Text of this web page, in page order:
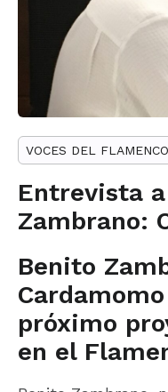
VOCES DEL FLAMENCO
Entrevista
Zambrano:
Benito
próximo
en el